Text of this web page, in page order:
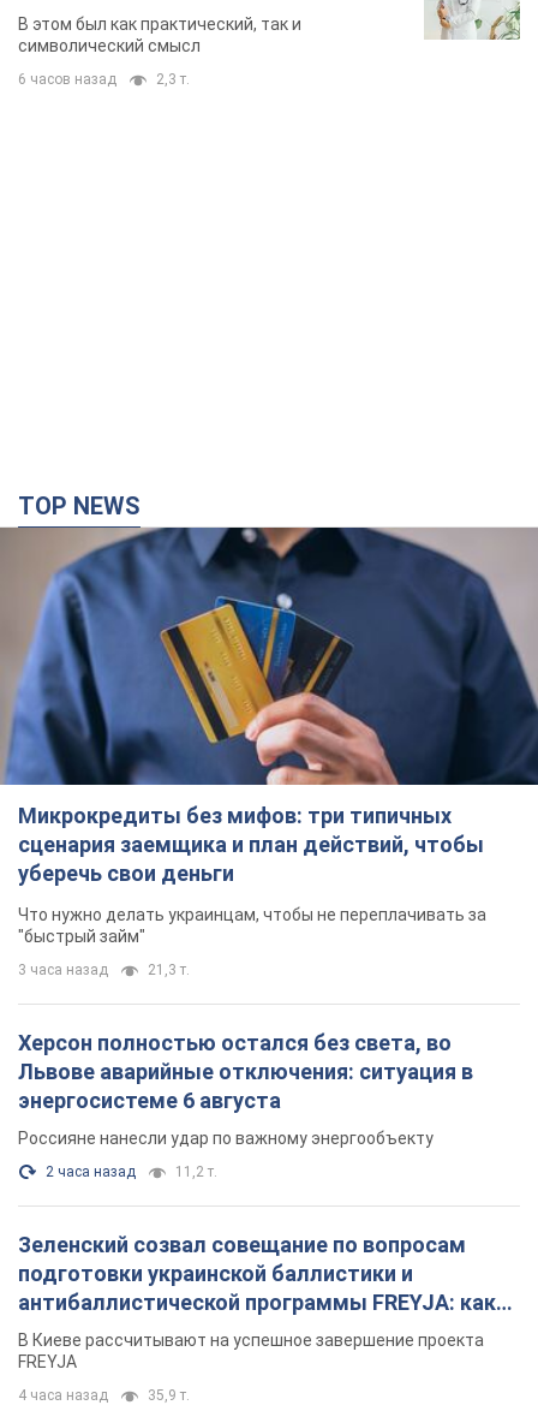
В этом был как практический, так и
символический смысл
6 часов назад 2,3 т.
TOP NEWS
Микрокредиты без мифов: три типичных
сценария заемщика и план действий, чтобы
уберечь свои деньги
Что нужно делать украинцам, чтобы не переплачивать за
"быстрый займ"
3 часа назад 21,3 т.
Херсон полностью остался без света, во
Львове аварийные отключения: ситуация в
энергосистеме 6 августа
Россияне нанесли удар по важному энергообъекту
2 часа назад 11,2 т.
Зеленский созвал совещание по вопросам
подготовки украинской баллистики и
антибаллистической программы FREYJA: какие
решения готовятся
В Киеве рассчитывают на успешное завершение проекта
FREYJA
4 часа назад 35,9 т.